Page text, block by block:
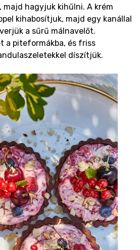
hagyjuk kihűlni. A krém
kihabosítjuk, majd egy kanállal
a sűrű málnavelőt.
a piteformákba, és friss
díszítjük.